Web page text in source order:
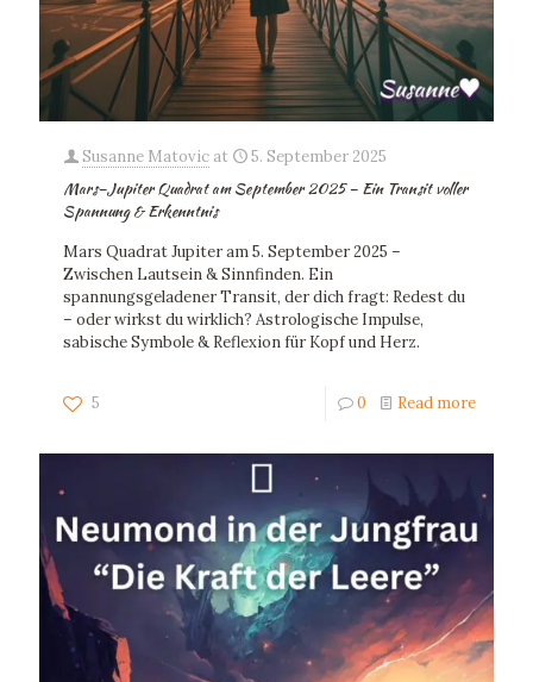
Susanne Matovic at 5. September 2025
Mars–Jupiter Quadrat am September 2025 – Ein Transit voller
Spannung & Erkenntnis
Mars Quadrat Jupiter am 5. September 2025 –
Zwischen Lautsein & Sinnfinden. Ein
spannungsgeladener Transit, der dich fragt: Redest du
– oder wirkst du wirklich? Astrologische Impulse,
sabische Symbole & Reflexion für Kopf und Herz.
5 0 Read more